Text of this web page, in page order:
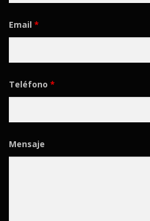
Email *
Teléfono *
Mensaje